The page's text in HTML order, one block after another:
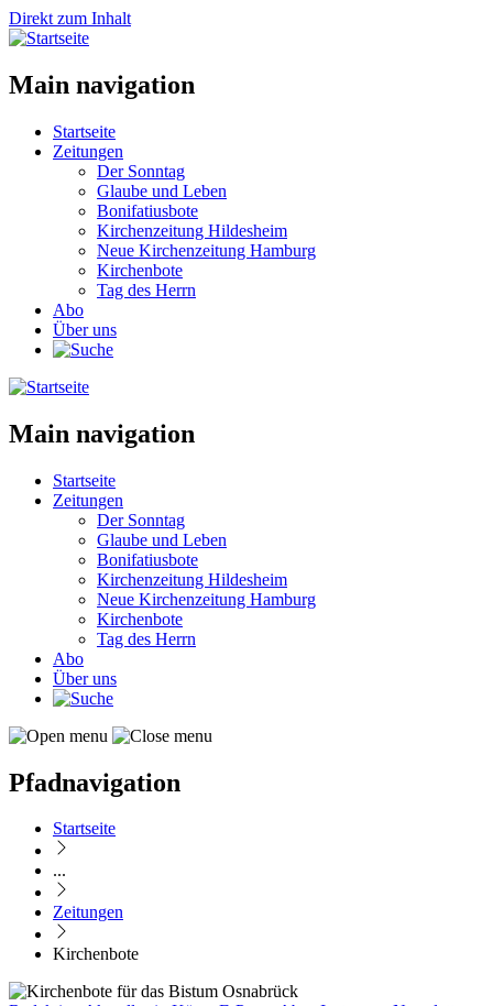
Direkt zum Inhalt
Main navigation
Startseite
Zeitungen
Der Sonntag
Glaube und Leben
Bonifatiusbote
Kirchenzeitung Hildesheim
Neue Kirchenzeitung Hamburg
Kirchenbote
Tag des Herrn
Abo
Über uns
Main navigation
Startseite
Zeitungen
Der Sonntag
Glaube und Leben
Bonifatiusbote
Kirchenzeitung Hildesheim
Neue Kirchenzeitung Hamburg
Kirchenbote
Tag des Herrn
Abo
Über uns
Pfadnavigation
Startseite
...
Zeitungen
Kirchenbote